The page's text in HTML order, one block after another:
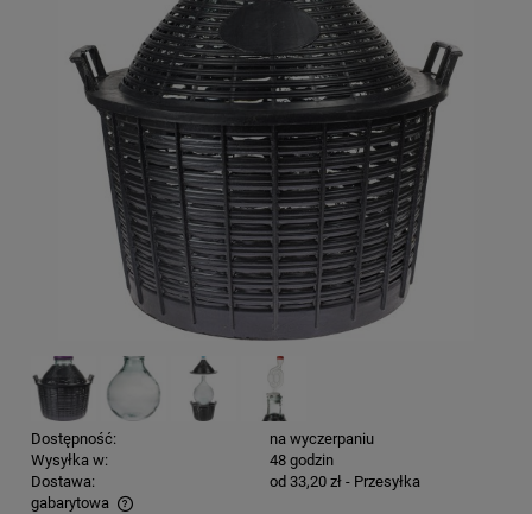
Dostępność:
na wyczerpaniu
Wysyłka w:
48 godzin
Dostawa:
od 33,20 zł - Przesyłka
gabarytowa